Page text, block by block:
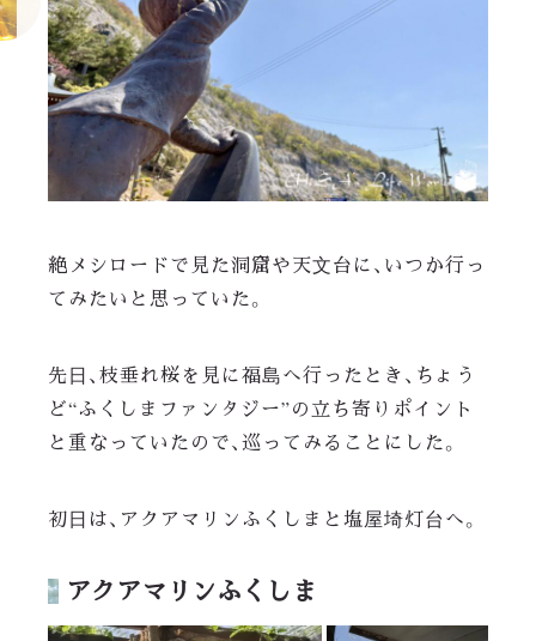
絶メシロードで見た洞窟や天文台に、いつか行っ
てみたいと思っていた。
先日、枝垂れ桜を見に福島へ行ったとき、ちょう
ど“ふくしまファンタジー”の立ち寄りポイント
と重なっていたので、巡ってみることにした。
初日は、アクアマリンふくしまと塩屋埼灯台へ。
アクアマリンふくしま